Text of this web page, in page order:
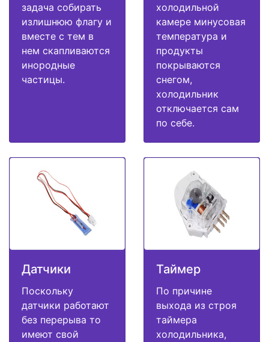
задача собирать
излишнюю флагу и
вместе с тем в
нем скапливаются
инородные
частицы.
холодильной
камере минусовая
температура и
продукты
покрываются
снегом,
холодильник
отключается сам
по себе.
Датчики
Поскольку
датчики работают
без перерыва то
имеют свой
Таймер
По причине
выхода из строя
таймера
холодильника,